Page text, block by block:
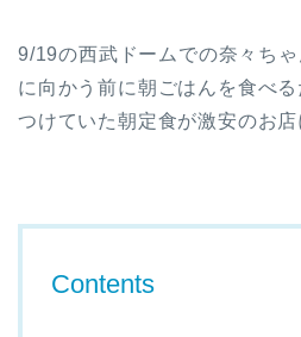
9/19の西武ドームでの奈々ち
に向かう前に朝ごはんを食べ
つけていた朝定食が激安のお店
Contents